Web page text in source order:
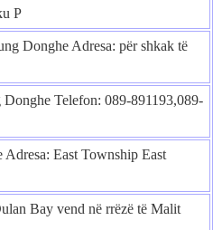
P
Donghe Adresa: për shkak të
Donghe Telefon: 089-891193,089-
Adresa: East Township East
Bay vend në rrëzë të Malit